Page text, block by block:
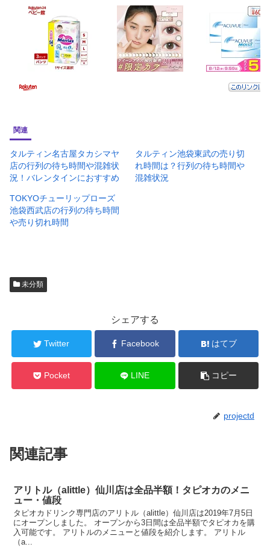
関連
タルティン名古屋タカシマヤ
店の行列の待ち時間や混雑状
況！バレンタインにおすすめ
タルティン池袋東武の売り切
れ時間は？行列の待ち時間や
混雑状況
TOKYOチューリップローズ
池袋西武店の行列の待ち時間
や売り切れ時間
未分類
シェアする
Twitter Facebook はてブ
Pocket LINE コピー
projectd
関連記事
アリトル（alittle）仙川店は全品半額！タピオカのメニ
ュー・値段
タピオカドリンク専門店のアリトル（alittle）仙川店は2019年7月5日
にオープンしました。 オープンから3日間は全品半額でタピオカを購
入可能です。 アリトルのメニューと値段を紹介します。 アリトル
（a...